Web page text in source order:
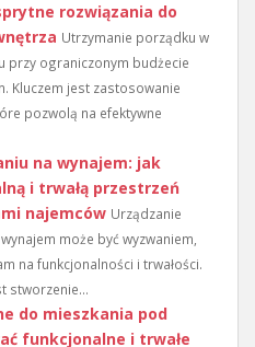
rozwiązania do
Utrzymanie porządku w
przy ograniczonym budżecie
Kluczem jest zastosowanie
pozwolą na efektywne
na wynajem: jak
i trwałą przestrzeń
najemców Urządzanie
może być wyzwaniem,
na funkcjonalności i trwałości.
stworzenie...
do mieszkania pod
funkcjonalne i trwałe